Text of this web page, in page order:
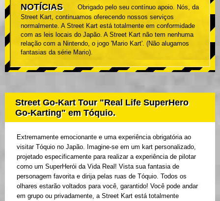
NOTÍCIAS
Obrigado pelo seu contínuo apoio. Nós, da
Street Kart, continuamos oferecendo nossos serviços
normalmente. A Street Kart está totalmente em conformidade
com as leis locais do Japão. A Street Kart não tem nenhuma
relação com a Nintendo, o jogo 'Mario Kart'. (Não alugamos
fantasias da série Mario).
Street Go-Kart Tour "Real Life SuperHero
Go-Karting" em Tóquio.
Extremamente emocionante e uma experiência obrigatória ao
visitar Tóquio no Japão. Imagine-se em um kart personalizado,
projetado especificamente para realizar a experiência de pilotar
como um SuperHerói da Vida Real! Vista sua fantasia de
personagem favorita e dirija pelas ruas de Tóquio. Todos os
olhares estarão voltados para você, garantido! Você pode andar
em grupo ou privadamente, a Street Kart está totalmente